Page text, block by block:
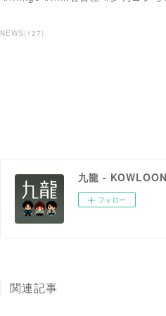
NEWS (127)
九龍 -
フォロー
関連記事